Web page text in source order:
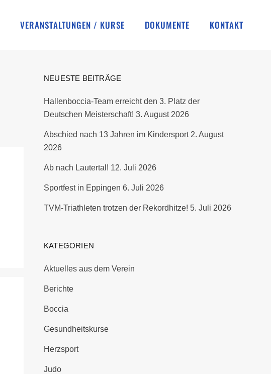
VERANSTALTUNGEN / KURSE DOKUMENTE KONTAKT
NEUESTE BEITRÄGE
Hallenboccia-Team erreicht den 3. Platz der
Deutschen Meisterschaft! 3. August 2026
Abschied nach 13 Jahren im Kindersport 2. August
2026
Ab nach Lautertal! 12. Juli 2026
Sportfest in Eppingen 6. Juli 2026
TVM-Triathleten trotzen der Rekordhitze! 5. Juli 2026
KATEGORIEN
Aktuelles aus dem Verein
Berichte
Boccia
Gesundheitskurse
Herzsport
Judo